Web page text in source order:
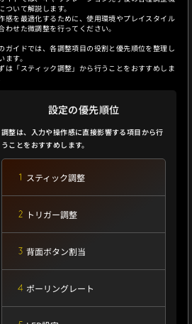
ついて解説します。
感を最適化するために、使用環境やプレイスタイル
わせた微調整を行ってください。
ガイドでは、各調整項目の役割と優先順位を整理し
ます。
は「スティック調整」から行うことをおすすめしま
設定の優先順位
調整は、入力や操作感に直接影響する項目から行
うことをおすすめします。
スティック調整
トリガー調整
背面ボタン割当
ポーリングレート